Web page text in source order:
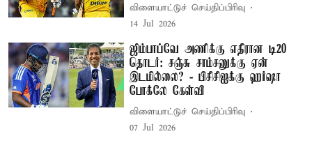
விளையாட்டுச் செய்திப்பிரிவு
14 Jul 2026
ஜிம்பாப்வே அணிக்கு எதிரான டி20
தொடர்: சஞ்சு சாம்சனுக்கு ஏன்
இடமில்லை? - பிசிசிஐக்கு ஹர்ஷா
போக்லே கேள்வி
விளையாட்டுச் செய்திப்பிரிவு
07 Jul 2026